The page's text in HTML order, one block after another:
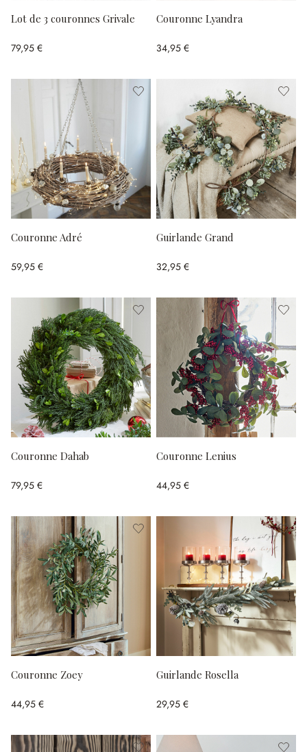
Lot de 3 couronnes Grivale
79,95 €
Couronne Lyandra
34,95 €
Couronne Adré
59,95 €
Guirlande Grand
32,95 €
Couronne Dahab
79,95 €
Couronne Lenius
44,95 €
Couronne Zoey
44,95 €
Guirlande Rosella
29,95 €